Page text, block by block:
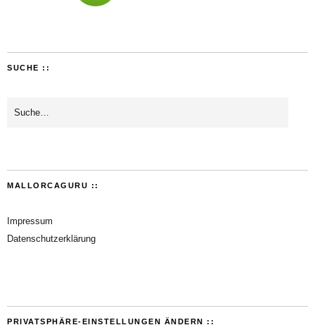
SUCHE ::
MALLORCAGURU ::
Impressum
Datenschutzerklärung
PRIVATSPHÄRE-EINSTELLUNGEN ÄNDERN ::